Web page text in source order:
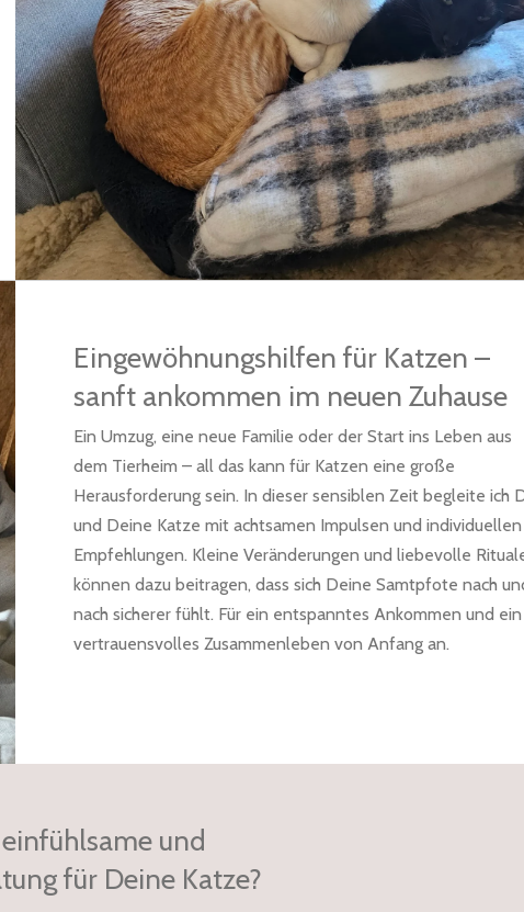
Eingewöhnungshilfen für Katzen –
sanft ankommen im neuen Zuhause
Ein Umzug, eine neue Familie oder der Start ins Leben aus
dem Tierheim – all das kann für Katzen eine große
Herausforderung sein. In dieser sensiblen Zeit begleite ich
und Deine Katze mit achtsamen Impulsen und individuellen
Empfehlungen. Kleine Veränderungen und liebevolle
können dazu beitragen, dass sich Deine Samtpfote nach
nach sicherer fühlt. Für ein entspanntes Ankommen und ein
vertrauensvolles Zusammenleben von Anfang an.
und
für Deine Katze?